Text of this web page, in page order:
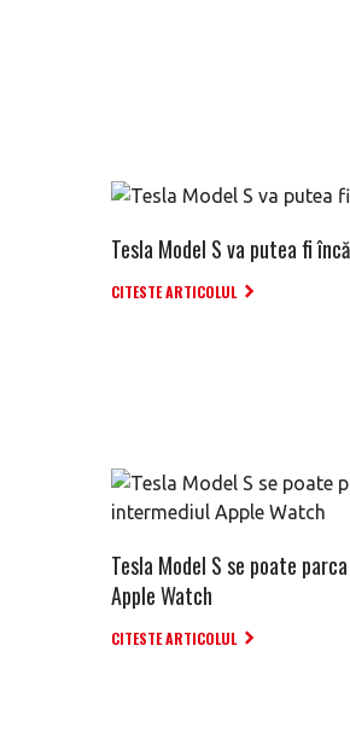
Tesla Model S va putea fi
CITESTE ARTICOLUL
Tesla Model S se poate
Apple Watch
CITESTE ARTICOLUL